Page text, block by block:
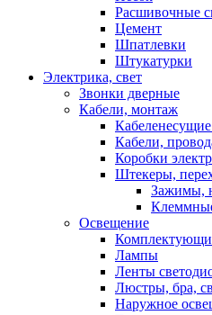
Расшивочные
Цемент
Шпатлевки
Штукатурки
Электрика, свет
Звонки дверные
Кабели, монтаж
Кабели,
Коробки
Штекеры,
Зажимы,
Освещение
Лампы
Ленты
Люстры, бра,
Наружное